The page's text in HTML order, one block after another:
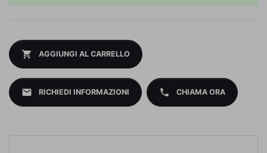
shopping_cart AGGIUNGI AL CARRELLO
mail RICHIEDI INFORMAZIONI phone CHIAMA ORA